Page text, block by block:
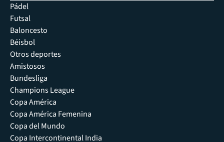
Pádel
Futsal
Baloncesto
Béisbol
Otros deportes
Amistosos
Bundesliga
Champions League
Copa América
Copa América Femenina
Copa del Mundo
Copa Intercontinental India